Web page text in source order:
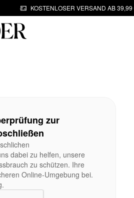
KOSTENLOSER VERSAND AB 39,99
zur
dabei zu helfen, unsere
zu schützen. Ihre
Online-Umgebung bei.